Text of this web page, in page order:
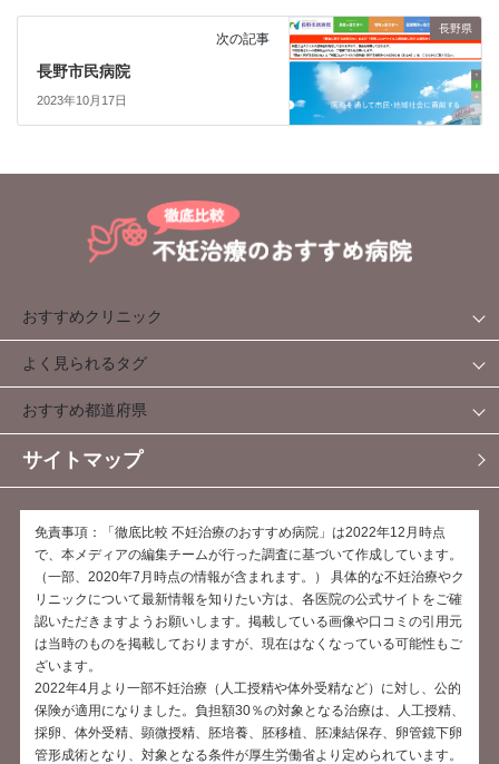
長野県
次の記事
長野市民病院
2023年10月17日
おすすめクリニック
よく見られるタグ
おすすめ都道府県
サイトマップ
免責事項：「徹底比較 不妊治療のおすすめ病院」は2022年12月時点
で、本メディアの編集チームが行った調査に基づいて作成しています。
（一部、2020年7月時点の情報が含まれます。） 具体的な不妊治療やク
リニックについて最新情報を知りたい方は、各医院の公式サイトをご確
認いただきますようお願いします。掲載している画像や口コミの引用元
は当時のものを掲載しておりますが、現在はなくなっている可能性もご
ざいます。
2022年4月より一部不妊治療（人工授精や体外受精など）に対し、公的
保険が適用になりました。負担額30％の対象となる治療は、人工授精、
採卵、体外受精、顕微授精、胚培養、胚移植、胚凍結保存、卵管鏡下卵
管形成術となり、対象となる条件が厚生労働省より定められています。